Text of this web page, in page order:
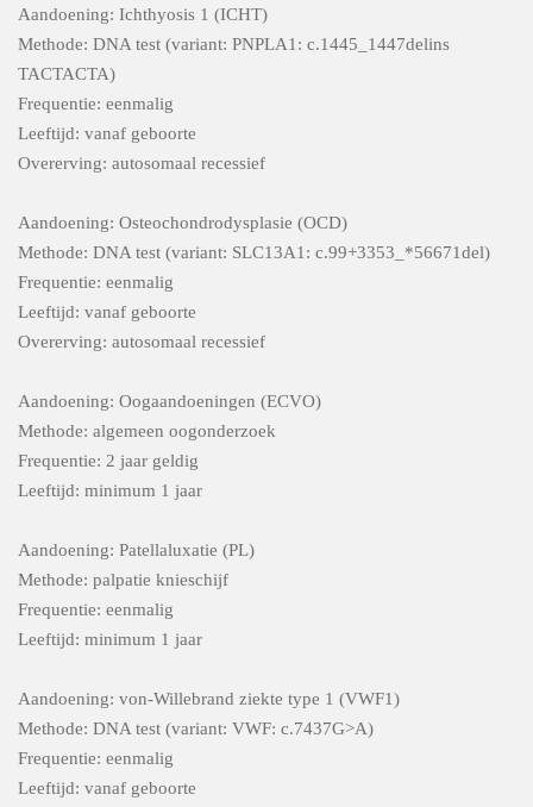
Aandoening: Ichthyosis 1 (ICHT)
Methode: DNA test (variant: PNPLA1: c.1445_1447delins
TACTACTA)
Frequentie: eenmalig
Leeftijd: vanaf geboorte
Overerving: autosomaal recessief
Aandoening: Osteochondrodysplasie (OCD)
Methode: DNA test (variant: SLC13A1: c.99+3353_*56671del)
Frequentie: eenmalig
Leeftijd: vanaf geboorte
Overerving: autosomaal recessief
Aandoening: Oogaandoeningen (ECVO)
Methode: algemeen oogonderzoek
Frequentie: 2 jaar geldig
Leeftijd: minimum 1 jaar
Aandoening: Patellaluxatie (PL)
Methode: palpatie knieschijf
Frequentie: eenmalig
Leeftijd: minimum 1 jaar
Aandoening: von-Willebrand ziekte type 1 (VWF1)
Methode: DNA test (variant: VWF: c.7437G>A)
Frequentie: eenmalig
Leeftijd: vanaf geboorte